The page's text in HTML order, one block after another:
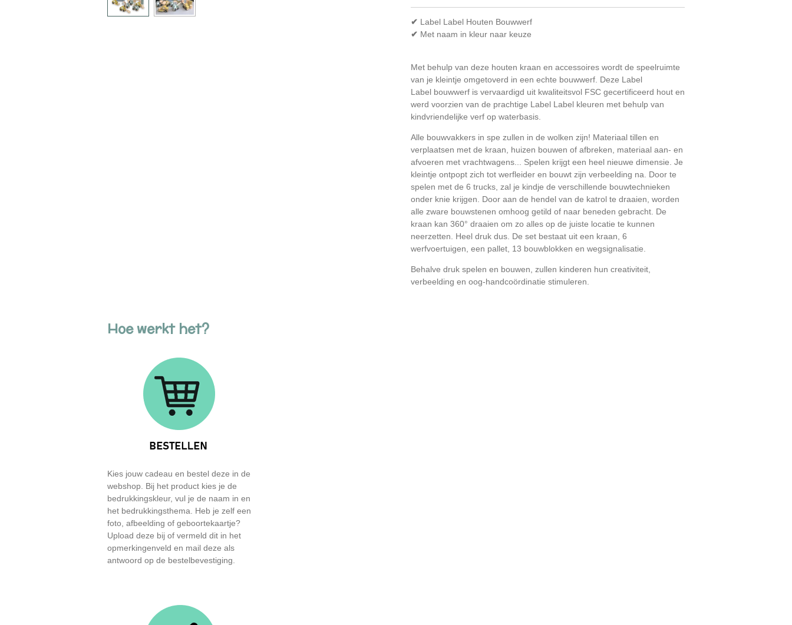
✔ Label Label Houten Bouwwerf
✔ Met naam in kleur naar keuze
Met behulp van deze houten kraan en accessoires wordt de speelruimte
van je kleintje omgetoverd in een echte bouwwerf. Deze Label
Label bouwwerf is vervaardigd uit kwaliteitsvol FSC gecertificeerd hout en
werd voorzien van de prachtige Label Label kleuren met behulp van
kindvriendelijke verf op waterbasis.
Alle bouwvakkers in spe zullen in de wolken zijn! Materiaal tillen en
verplaatsen met de kraan, huizen bouwen of afbreken, materiaal aan- en
afvoeren met vrachtwagens... Spelen krijgt een heel nieuwe dimensie. Je
kleintje ontpopt zich tot werfleider en bouwt zijn verbeelding na. Door te
spelen met de 6 trucks, zal je kindje de verschillende bouwtechnieken
onder knie krijgen. Door aan de hendel van de katrol te draaien, worden
alle zware bouwstenen omhoog getild of naar beneden gebracht. De
kraan kan 360° draaien om zo alles op de juiste locatie te kunnen
neerzetten. Heel druk dus. De set bestaat uit een kraan, 6
werfvoertuigen, een pallet, 13 bouwblokken en wegsignalisatie.
Behalve druk spelen en bouwen, zullen kinderen hun creativiteit,
verbeelding en oog-handcoördinatie stimuleren.
Hoe werkt het?
Kies jouw cadeau en bestel deze in de
webshop. Bij het product kies je de
bedrukkingskleur, vul je de naam in en
het bedrukkingsthema. Heb je zelf een
foto, afbeelding of geboortekaartje?
Upload deze bij of vermeld dit in het
opmerkingenveld en mail deze als
antwoord op de bestelbevestiging.